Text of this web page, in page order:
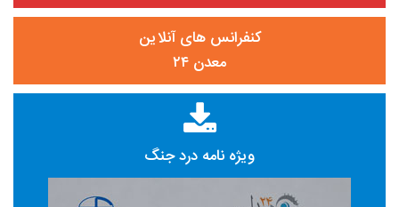
کنفرانس های آنلاین
معدن ۲۴
ویژه نامه درد جنگ